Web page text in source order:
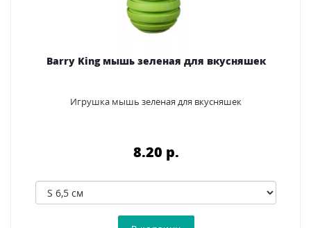
Barry King мышь зеленая для вкусняшек
Игрушка мышь зеленая для вкусняшек
8.20 p.